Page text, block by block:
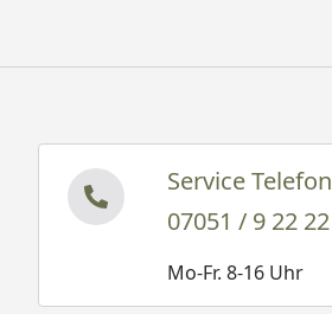
Service Telefon
07051 / 9 22 22
Mo-Fr. 8-16 Uhr